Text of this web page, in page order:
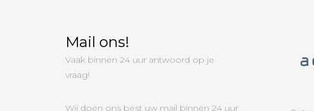
Mail ons!
Vaak binnen 24 uur antwoord op je
vraag!
Wij doen ons best uw mail binnen 24 uur